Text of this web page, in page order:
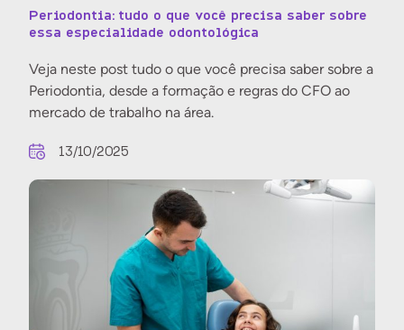
Periodontia: tudo o que você precisa saber sobre
essa especialidade odontológica
Veja neste post tudo o que você precisa saber sobre a
Periodontia, desde a formação e regras do CFO ao
mercado de trabalho na área.
13/10/2025